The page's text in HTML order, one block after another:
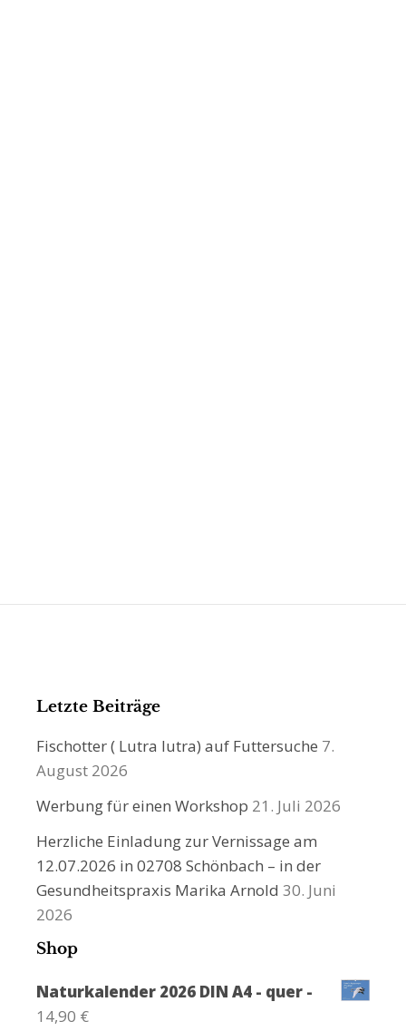
Letzte Beiträge
Fischotter ( Lutra lutra) auf Futtersuche 7.
August 2026
Werbung für einen Workshop 21. Juli 2026
Herzliche Einladung zur Vernissage am
12.07.2026 in 02708 Schönbach – in der
Gesundheitspraxis Marika Arnold 30. Juni
2026
Shop
Naturkalender 2026 DIN A4 - quer -
14,90 €